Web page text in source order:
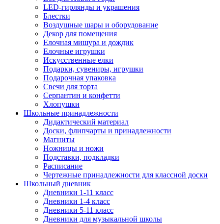
LED-гирлянды и украшения
Блестки
Воздушные шары и оборудование
Декор для помещения
Елочная мишура и дождик
Елочные игрушки
Искусственные елки
Подарки, сувениры, игрушки
Подарочная упаковка
Свечи для торта
Серпантин и конфетти
Хлопушки
Школьные принадлежности
Дидактический материал
Доски, флипчарты и принадлежности
Магниты
Ножницы и ножи
Подставки, подкладки
Расписание
Чертежные принадлежности для классной доски
Школьный дневник
Дневники 1-11 класс
Дневники 1-4 класс
Дневники 5-11 класс
Дневники для музыкальной школы